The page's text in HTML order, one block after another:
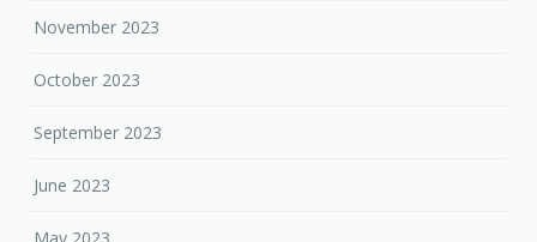
November 2023
October 2023
September 2023
June 2023